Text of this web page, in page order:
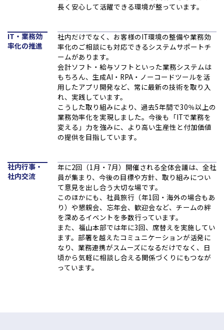
長く安心して活躍できる環境が整っています。
IT・業務効
率化の推進
社内だけでなく、お客様のIT環境の整備や業務効
率化のご相談にも対応できるシステムサポートチ
ームがあります。
会計ソフト・給与ソフトといった業務システムは
もちろん、生成AI・RPA・ノーコードツールを活
用したアプリ開発など、常に最新の技術を取り入
れ、実践しています。
こうした取り組みにより、過去5年間で30％以上の
業務効率化を実現しました。今後も「ITで業務を
変える」力を強みに、より高い生産性と付加価値
の提供を目指しています。
社内行事・
社内交流
年に2回（1月・7月）開催される全体会議は、全社
員が集まり、今後の目標や方針、取り組みについ
て意見を出し合う大切な場です。
このほかにも、社員旅行（年1回・海外の場合もあ
り）や懇親会、忘年会、歓迎会など、チームの絆
を深めるイベントを多数行っています。
また、福山本部では年に3回、席替えを実施してい
ます。部署を越えたコミュニケーションが活発に
なり、業務連携がスムーズになるだけでなく、日
頃から気軽に相談し合える関係づくりにもつなが
っています。